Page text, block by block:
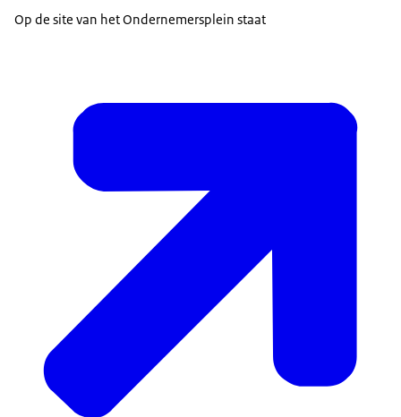
Op de site van het Ondernemersplein staat